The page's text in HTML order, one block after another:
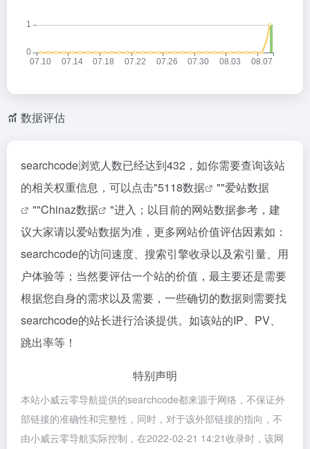
数据评估
searchcode浏览人数已经达到432，如你需要查询该站
的相关权重信息，可以点击"5118数据 ""爱站数据
""Chinaz数据
"进入；以目前的网站数据参考，建
议大家请以爱站数据为准，更多网站价值评估因素如：
searchcode的访问速度、搜索引擎收录以及索引量、用
户体验等；当然要评估一个站的价值，最主要还是需要
根据您自身的需求以及需要，一些确切的数据则需要找
searchcode的站长进行洽谈提供。如该站的IP、PV、
跳出率等！
特别声明
本站小威云零导航提供的searchcode都来源于网络，不保证外
部链接的准确性和完整性，同时，对于该外部链接的指向，不
由小威云零导航实际控制，在2022-02-21 14:21收录时，该网